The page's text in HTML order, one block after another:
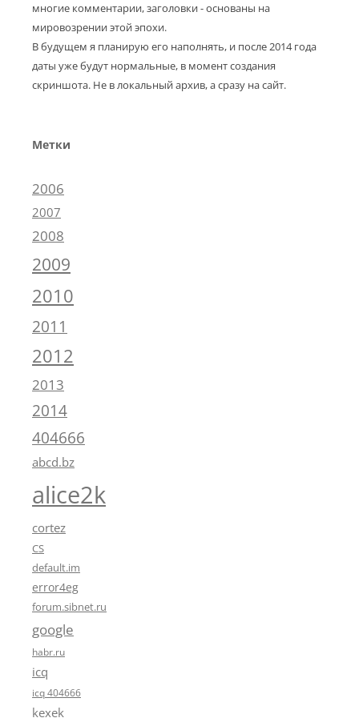
многие комментарии, заголовки - основаны на
мировозрении этой эпохи.
В будущем я планирую его наполнять, и после 2014 года
даты уже будут нормальные, в момент создания
скриншота. Не в локальный архив, а сразу на сайт.
Метки
2006
2007
2008
2009
2010
2011
2012
2013
2014
404666
abcd.bz
alice2k
cortez
CS
default.im
error4eg
forum.sibnet.ru
google
habr.ru
icq
icq 404666
kexek